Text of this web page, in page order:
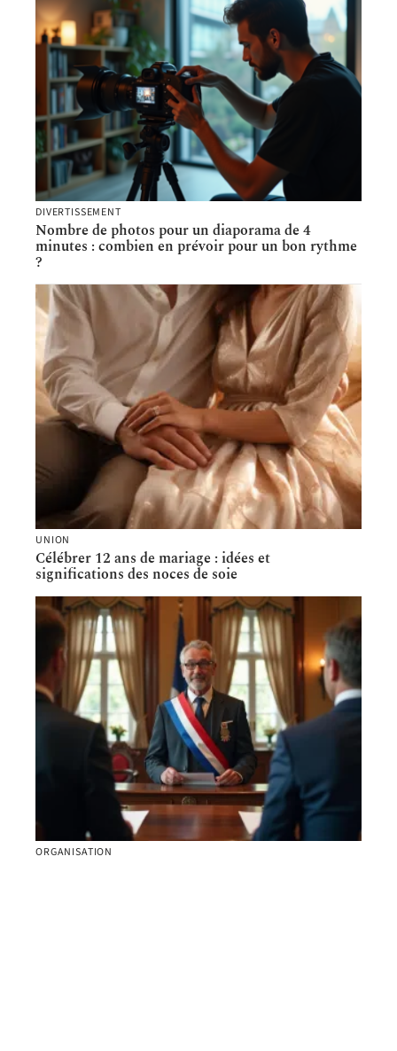
DIVERTISSEMENT
Nombre de photos pour un diaporama de 4
minutes : combien en prévoir pour un bon rythme
?
UNION
Célébrer 12 ans de mariage : idées et
significations des noces de soie
ORGANISATION